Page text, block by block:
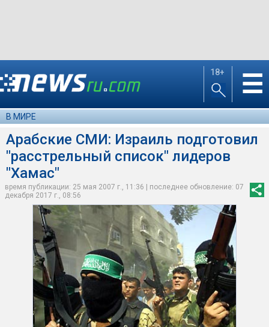
18+ ☰
В МИРЕ
Арабские СМИ: Израиль подготовил
"расстрельный список" лидеров
"Хамас"
время публикации: 25 мая 2007 г., 11:36 | последнее обновление: 07
декабря 2017 г., 08:56